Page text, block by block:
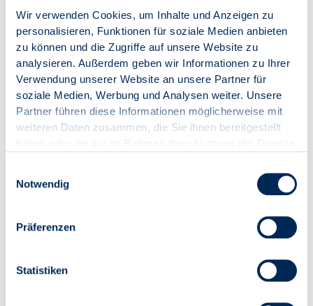
Wir verwenden Cookies, um Inhalte und Anzeigen zu
personalisieren, Funktionen für soziale Medien anbieten
zu können und die Zugriffe auf unsere Website zu
analysieren. Außerdem geben wir Informationen zu Ihrer
Verwendung unserer Website an unsere Partner für
soziale Medien, Werbung und Analysen weiter. Unsere
Partner führen diese Informationen möglicherweise mit
weiteren Daten zusammen, die Sie ihnen bereitgestellt
Notwendig
Präferenzen
Statistiken
Die finanziellen und personellen Kapazitäten von
Eigentümergemeinschaften reichen nicht aus, um die
Anforderungen des Gebäudeenergiegesetzes (GEG) zu
erfüllen. 88,9 Prozent der Immobilienverwaltungen
halten die Rücklagen ihrer WEG für unzureichend, um
energetische Sanierungen aus Eigenmitteln zu
finanzieren, während nur 16,5 Prozent über
ausreichende Personalkapazitäten verfügen. Die
Herausforderungen bei der Umsetzung der 65-
Prozent-Regel für erneuerbare Energien, die ab
(Stand Oktober 2025, PDF-Dokument, 834 KB).
Kostenfrei